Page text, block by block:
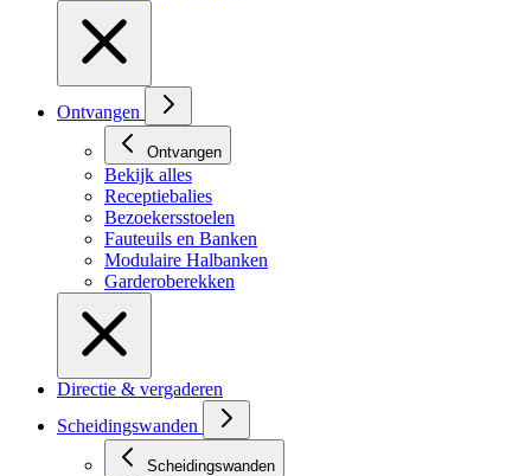
Ontvangen
Ontvangen
Bekijk alles
Receptiebalies
Bezoekersstoelen
Fauteuils en Banken
Modulaire Halbanken
Garderoberekken
Directie & vergaderen
Scheidingswanden
Scheidingswanden